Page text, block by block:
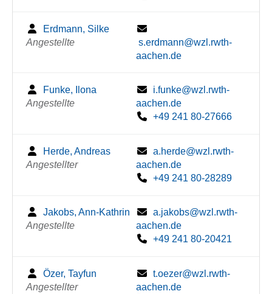
Erdmann, Silke
Angestellte
s.erdmann@wzl.rwth-
aachen.de
Funke, Ilona
Angestellte
i.funke@wzl.rwth-
aachen.de
+49 241 80-27666
Herde, Andreas
Angestellter
a.herde@wzl.rwth-
aachen.de
+49 241 80-28289
Jakobs, Ann-Kathrin
Angestellte
a.jakobs@wzl.rwth-
aachen.de
+49 241 80-20421
Özer, Tayfun
Angestellter
t.oezer@wzl.rwth-
aachen.de